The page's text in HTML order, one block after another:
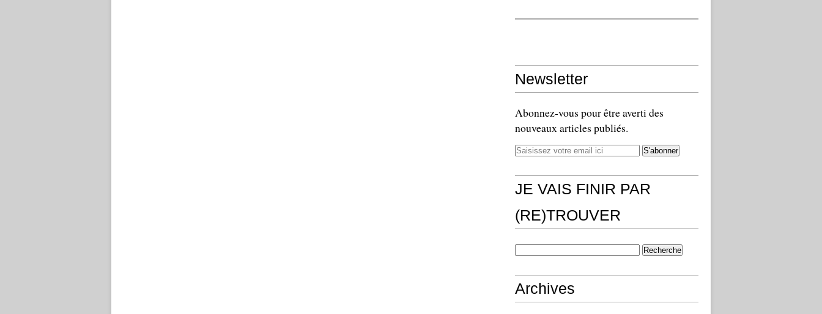
Newsletter
Abonnez-vous pour être averti des
nouveaux articles publiés.
JE VAIS FINIR PAR
(RE)TROUVER
Archives